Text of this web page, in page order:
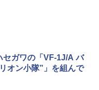
セガワの「VF-1J/A バ
オン小隊”」を組んで